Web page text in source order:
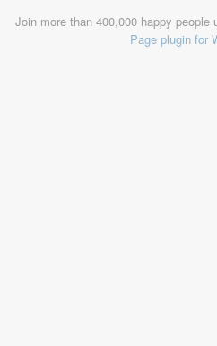
Join more than 400,000 happy people
Page plugin for